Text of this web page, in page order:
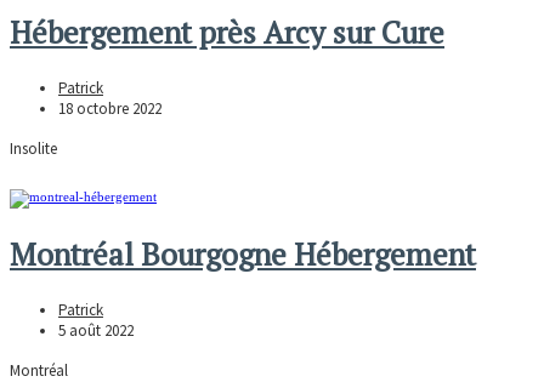
Hébergement près Arcy sur Cure
Patrick
18 octobre 2022
Insolite
Montréal Bourgogne Hébergement
Patrick
5 août 2022
Montréal